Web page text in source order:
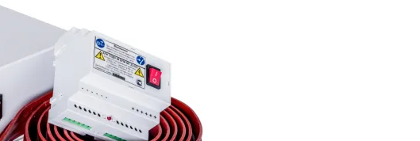
Без Ошибок